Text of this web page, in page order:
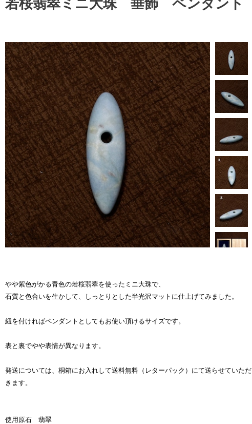
若桜翡翠ミニ大珠 垂飾 ペンダント
やや紫色がかる青色の若桜翡翠を使ったミニ大珠で、
石質と色合いを生かして、しっとりとした半光沢マットに仕上げてみました。
紐を付ければペンダントとしてもお使い頂けるサイズです。
表と裏でやや表情が異なります。
発送については、桐箱にお入れして送料無料（レターパック）にて送らせていただ
きます。
使用原石 翡翠